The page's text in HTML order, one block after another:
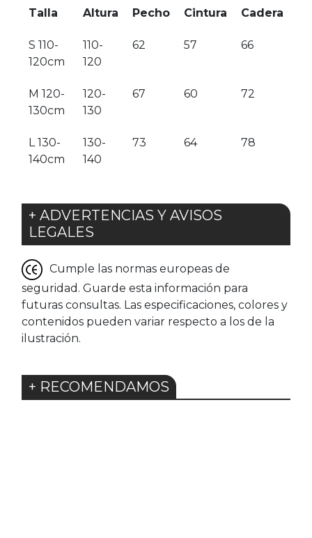
Talla Altura Pecho Cintura Cadera
S 110-
120cm
110-
120
62 57 66
M 120-
130cm
120-
130
67 60 72
L 130-
140cm
130-
140
73 64 78
+ ADVERTENCIAS Y AVISOS
LEGALES
Cumple las normas europeas de
seguridad. Guarde esta información para
futuras consultas. Las especificaciones, colores y
contenidos pueden variar respecto a los de la
ilustración.
+ RECOMENDAMOS